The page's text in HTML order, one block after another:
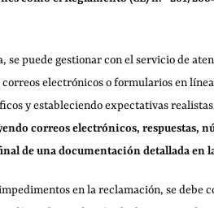
puede gestionar con el servicio de
electrónicos o formularios en
y estableciendo expectativas
correos electrónicos, respuestas,
de una documentación detallada en
en la reclamación, se debe